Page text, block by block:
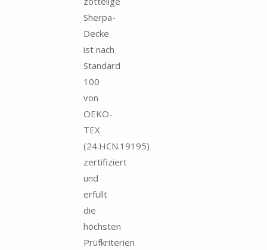
Sherpa-
Decke
ist nach
Standard
100
von
OEKO-
TEX
(24.HCN.19195)
zertifiziert
und
erfüllt
die
höchsten
Prüfkriterien